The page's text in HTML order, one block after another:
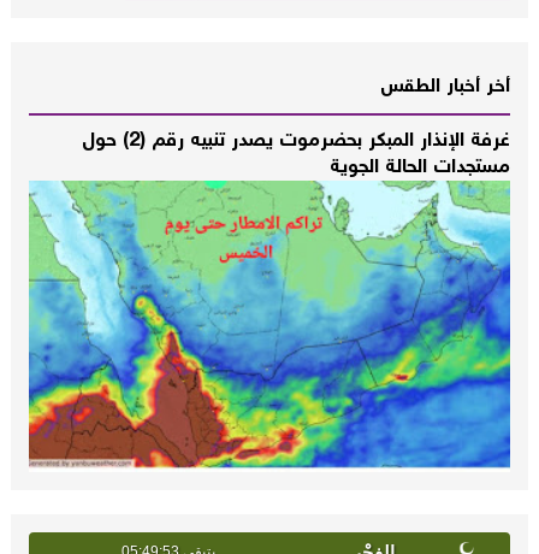
أخر أخبار الطقس
غرفة الإنذار المبكر بحضرموت يصدر تنبيه رقم (2) حول
مستجدات الحالة الجوية